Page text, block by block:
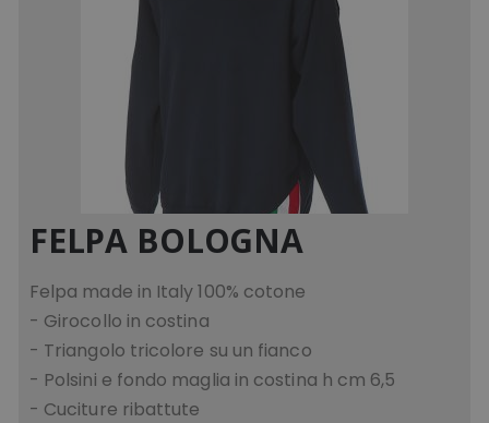
FELPA BOLOGNA
Felpa made in Italy 100% cotone
- Girocollo in costina
- Triangolo tricolore su un fianco
- Polsini e fondo maglia in costina h cm 6,5
- Cuciture ribattute